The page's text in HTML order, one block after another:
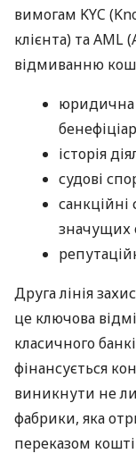
вимогам KYC
клієнта) та
відмиванню
юридична
історія
судові
санкційні
значущих
Друга лінія
це ключова
класичного
фінансується
виникнути не
фабрики, яка
переказом